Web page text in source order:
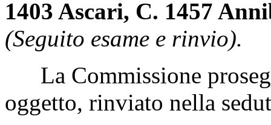
1403 Ascari, C. 1457
(Seguito esame e rinvio).
La Commissione
oggetto, rinviato nella